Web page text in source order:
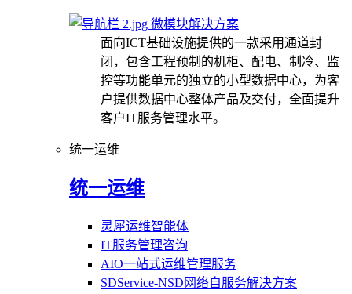
微模块解决方案
面向ICT基础设施提供的一款采用通道封
闭，包含工程预制的机柜、配电、制冷、监
控等功能单元的独立的小型数据中心，为客
户提供数据中心整体产品及交付，全面提升
客户IT服务管理水平。
统一运维
统一运维
灵犀运维智能体
IT服务管理咨询
AIO一站式运维管理服务
SDService-NSD网络自服务解决方案